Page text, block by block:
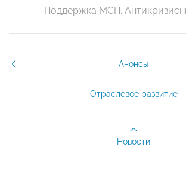
Поддержка МСП.
Анонсы
Отраслевое развитие
Новости